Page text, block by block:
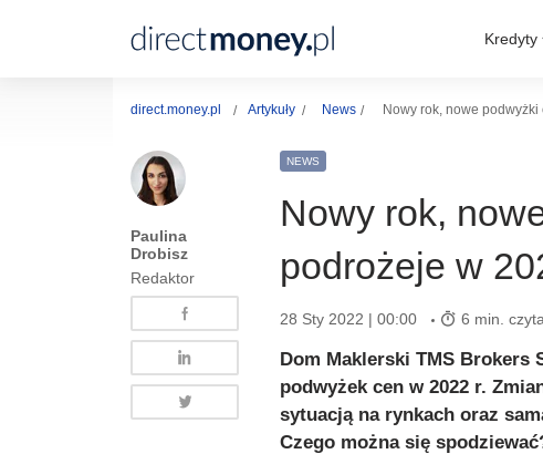
Kredyty
direct.money.pl Artykuły News Nowy rok, nowe
Paulina
Drobisz
Redaktor
NEWS
Nowy rok,
podrożeje w
28 Sty 2022 | 00:00 6 min.
Dom Maklerski TMS Brokers
podwyżek cen w 2022 r.
sytuacją na rynkach oraz
Czego można się